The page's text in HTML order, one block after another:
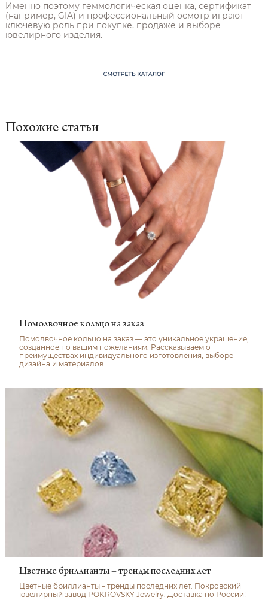
Именно поэтому геммологическая оценка, сертификат
(например, GIA) и профессиональный осмотр играют
ключевую роль при покупке, продаже и выборе
ювелирного изделия.
Похожие статьи
Помолвочное кольцо на заказ
Помолвочное кольцо на заказ — это уникальное украшение,
созданное по вашим пожеланиям. Рассказываем о
преимуществах индивидуального изготовления, выборе
дизайна и материалов.
Цветные бриллианты – тренды последних лет
Цветные бриллианты – тренды последних лет. Покровский
ювелирный завод POKROVSKY Jewelry. Доставка по России!